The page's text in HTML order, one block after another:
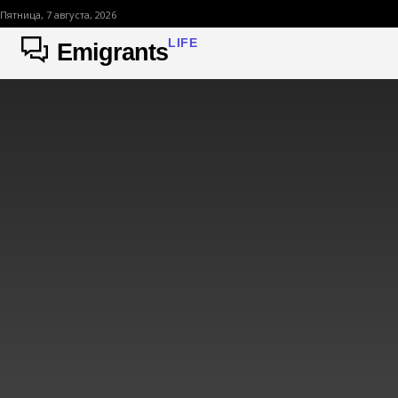
Пятница, 7 августа, 2026
EmigrantsLIFE